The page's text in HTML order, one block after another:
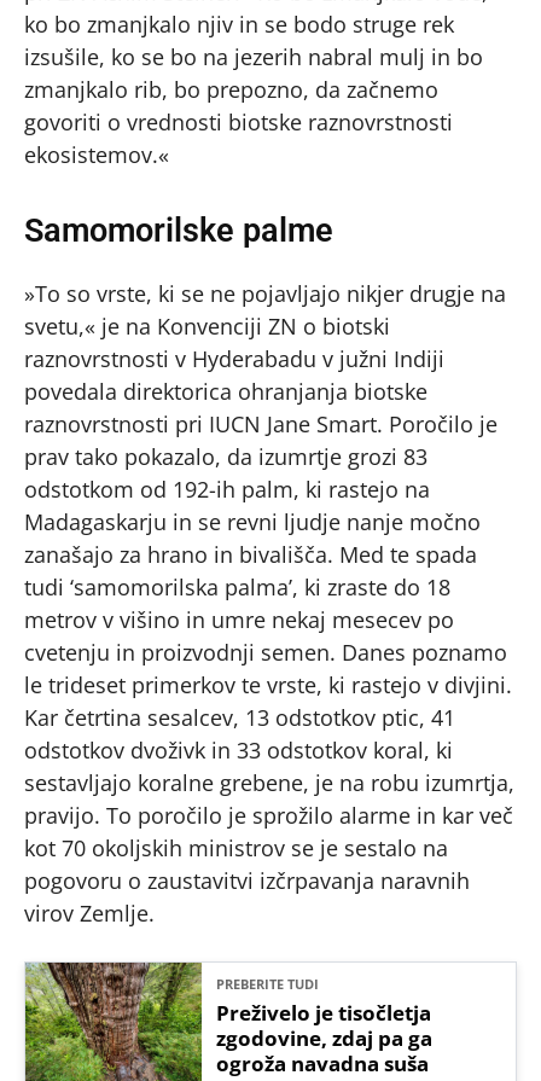
ko bo zmanjkalo njiv in se bodo struge rek
izsušile, ko se bo na jezerih nabral mulj in bo
zmanjkalo rib, bo prepozno, da začnemo
govoriti o vrednosti biotske raznovrstnosti
ekosistemov.«
Samomorilske palme
»To so vrste, ki se ne pojavljajo nikjer drugje na
svetu,« je na Konvenciji ZN o biotski
raznovrstnosti v Hyderabadu v južni Indiji
povedala direktorica ohranjanja biotske
raznovrstnosti pri IUCN Jane Smart. Poročilo je
prav tako pokazalo, da izumrtje grozi 83
odstotkom od 192-ih palm, ki rastejo na
Madagaskarju in se revni ljudje nanje močno
zanašajo za hrano in bivališča. Med te spada
tudi ‘samomorilska palma’, ki zraste do 18
metrov v višino in umre nekaj mesecev po
cvetenju in proizvodnji semen. Danes poznamo
le trideset primerkov te vrste, ki rastejo v divjini.
Kar četrtina sesalcev, 13 odstotkov ptic, 41
odstotkov dvoživk in 33 odstotkov koral, ki
sestavljajo koralne grebene, je na robu izumrtja,
pravijo. To poročilo je sprožilo alarme in kar več
kot 70 okoljskih ministrov se je sestalo na
pogovoru o zaustavitvi izčrpavanja naravnih
virov Zemlje.
PREBERITE TUDI
Preživelo je tisočletja
zgodovine, zdaj pa ga
ogroža navadna suša